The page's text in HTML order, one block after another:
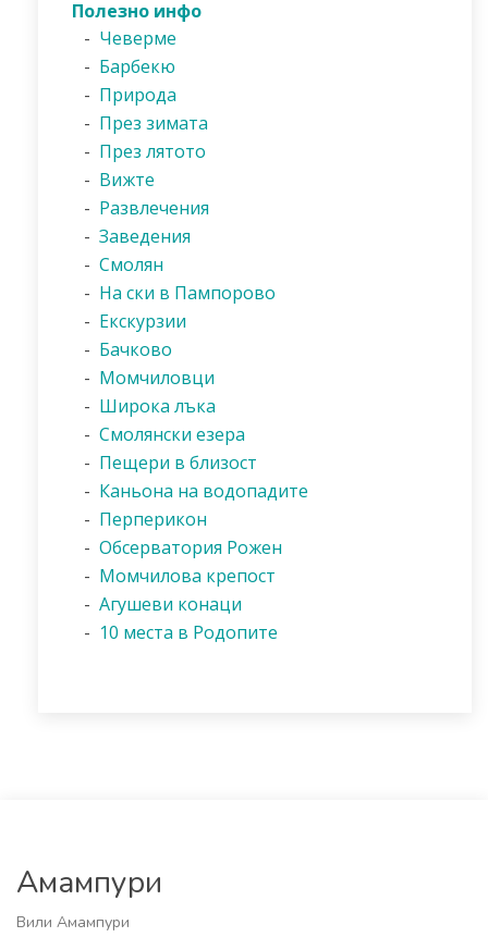
Полезно инфо
- Чеверме
- Барбекю
- Природа
- През зимата
- През лятото
- Вижте
- Развлечения
- Заведения
- Смолян
- На ски в Пампорово
- Екскурзии
- Бачково
- Момчиловци
- Широка лъка
- Смолянски езера
- Пещери в близост
- Каньона на водопадите
- Перперикон
- Обсерватория Рожен
- Момчилова крепост
- Агушеви конаци
- 10 места в Родопите
Амампури
Вили Амампури